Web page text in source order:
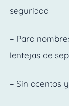
seguridad
– Para
lentejas de
– Sin acentos